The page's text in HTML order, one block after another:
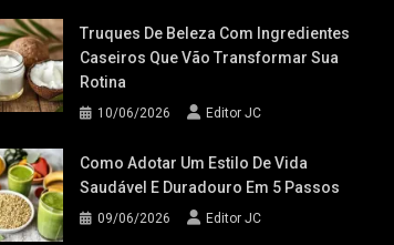
Truques De Beleza Com Ingredientes
Caseiros Que Vão Transformar Sua
Rotina
10/06/2026 Editor JC
Como Adotar Um Estilo De Vida
Saudável E Duradouro Em 5 Passos
09/06/2026 Editor JC